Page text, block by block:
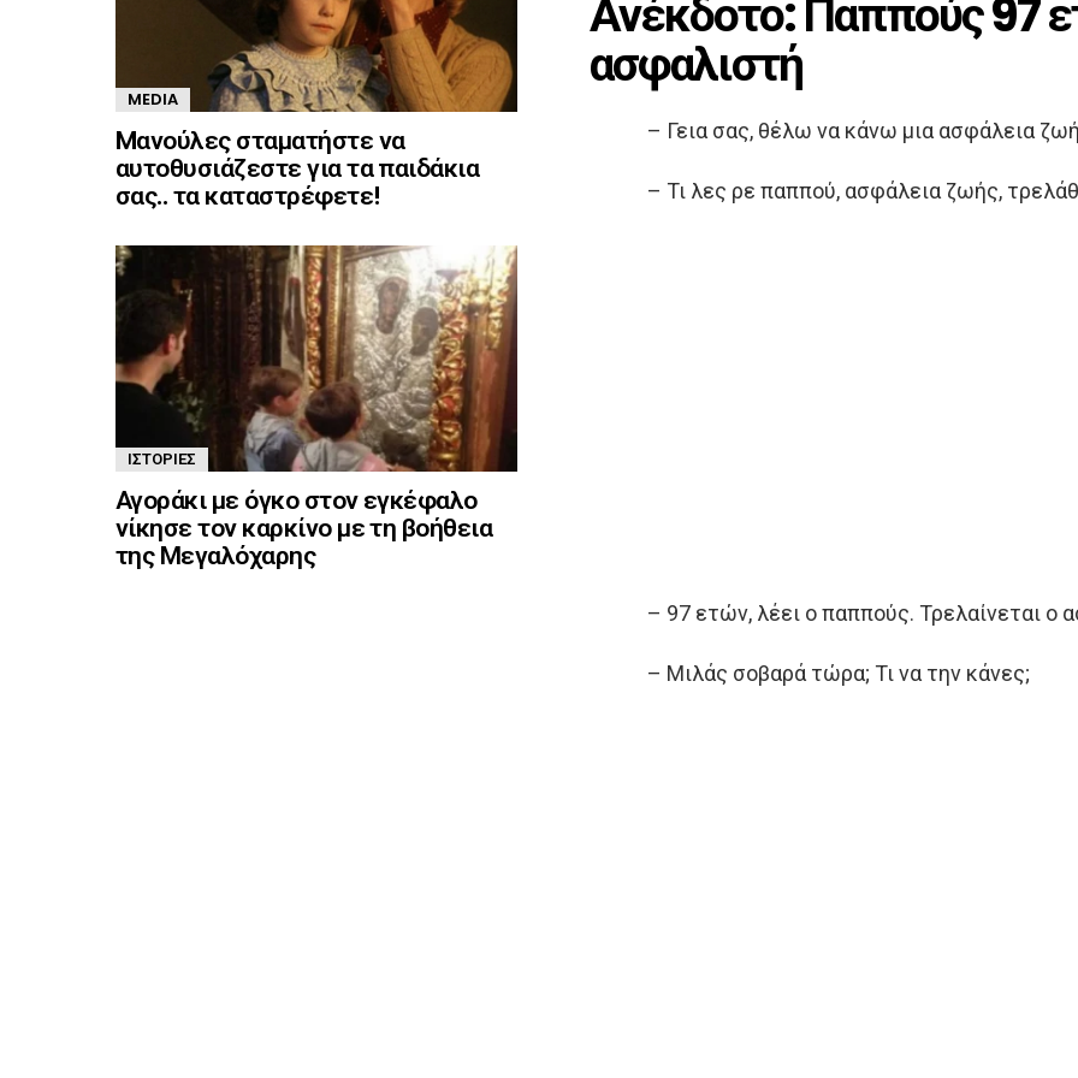
Ανέκδοτο: Παππούς 97
ασφαλιστή
– Γεια σας, θέλω να κάνω μια ασφάλεια
– Τι λες ρε παππού, ασφάλεια ζωής,
– 97 ετών, λέει ο παππούς. Τρελαίνεται ο
– Μιλάς σοβαρά τώρα; Τι να την κάνες;
MEDIA
Mανούλες σταματήστε να
αυτοθυσιάζεστε για τα παιδάκια
σας.. τα καταστρέφετε!
ΙΣΤΟΡΊΕΣ
Αγοράκι με όγκο στον εγκέφαλο
νίκησε τον καρκίνο με τη βοήθεια
της Μεγαλόχαρης